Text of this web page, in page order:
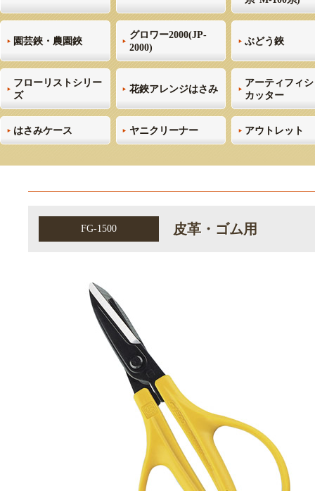
園芸鋏・農園鋏
グロワー2000(JP-
2000)
ぶどう鋏
フローリストシリー
ズ
花鋏アレンジはさみ
アーティフィ
カッター
はさみケース ヤニクリーナー アウトレット
FG-1500 皮革・ゴム用